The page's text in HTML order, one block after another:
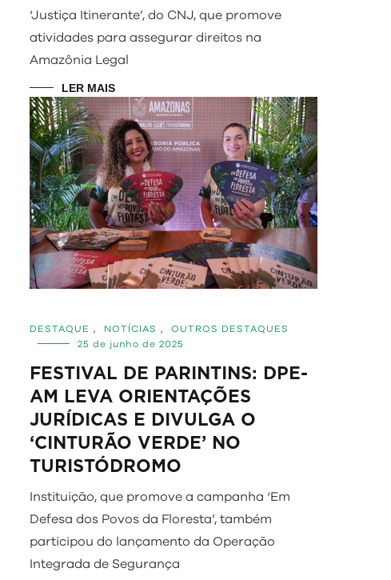
‘Justiça Itinerante’, do CNJ, que promove
atividades para assegurar direitos na
Amazônia Legal
LER MAIS
DESTAQUE , NOTÍCIAS ,
OUTROS DESTAQUES
25 de junho de 2025
FESTIVAL DE PARINTINS: DPE-
AM LEVA ORIENTAÇÕES
JURÍDICAS E DIVULGA O
‘CINTURÃO VERDE’ NO
TURISTÓDROMO
Instituição, que promove a campanha ‘Em
Defesa dos Povos da Floresta’, também
participou do lançamento da Operação
Integrada de Segurança